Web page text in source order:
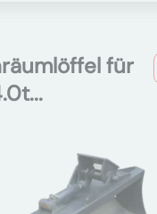
für